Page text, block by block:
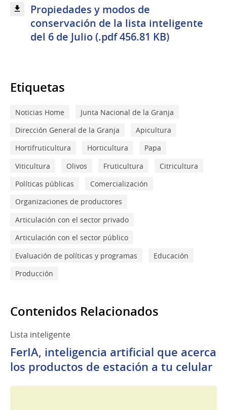
Propiedades y modos de
conservación de la lista inteligente
del 6 de Julio (.pdf 456.81 KB)
Etiquetas
Noticias Home
Junta Nacional de la Granja
Dirección General de la Granja
Apicultura
Hortifruticultura
Horticultura
Papa
Viticultura
Olivos Fruticultura
Citricultura
Políticas públicas
Comercialización
Organizaciones de productores
Articulación con el sector privado
Articulación con el sector público
Evaluación de políticas y programas
Educación
Producción
Contenidos Relacionados
Lista inteligente
FerIA, inteligencia artificial que acerca
los productos de estación a tu celular